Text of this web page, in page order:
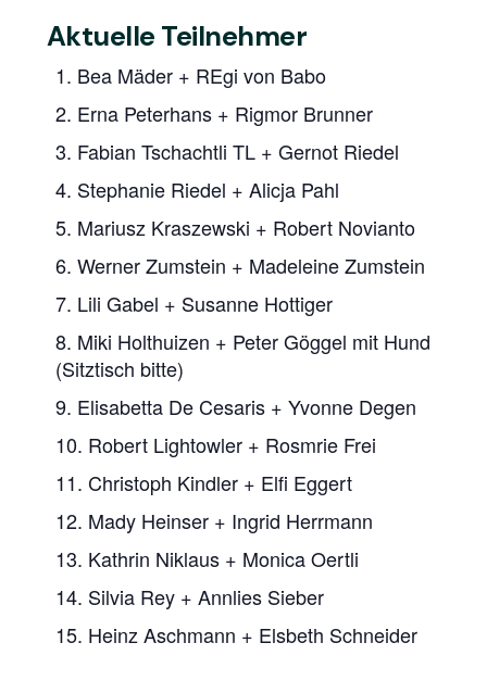
Aktuelle Teilnehmer
1. Bea Mäder + REgi von Babo
2. Erna Peterhans + Rigmor Brunner
3. Fabian Tschachtli TL + Gernot Riedel
4. Stephanie Riedel + Alicja Pahl
5. Mariusz Kraszewski + Robert Novianto
6. Werner Zumstein + Madeleine Zumstein
7. Lili Gabel + Susanne Hottiger
8. Miki Holthuizen + Peter Göggel mit Hund
(Sitztisch bitte)
9. Elisabetta De Cesaris + Yvonne Degen
10. Robert Lightowler + Rosmrie Frei
11. Christoph Kindler + Elfi Eggert
12. Mady Heinser + Ingrid Herrmann
13. Kathrin Niklaus + Monica Oertli
14. Silvia Rey + Annlies Sieber
15. Heinz Aschmann + Elsbeth Schneider